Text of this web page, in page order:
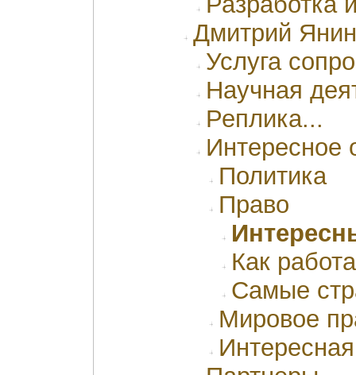
Дмитрий Янин
Услуга
Научная
Реплика...
Интересное
Политика
Право
Как
Самые
Мировое